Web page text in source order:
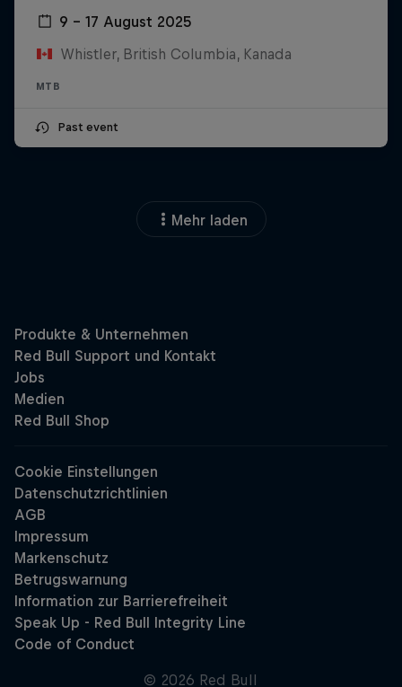
9 – 17 August 2025
Whistler, British Columbia, Kanada
MTB
Past event
Mehr laden